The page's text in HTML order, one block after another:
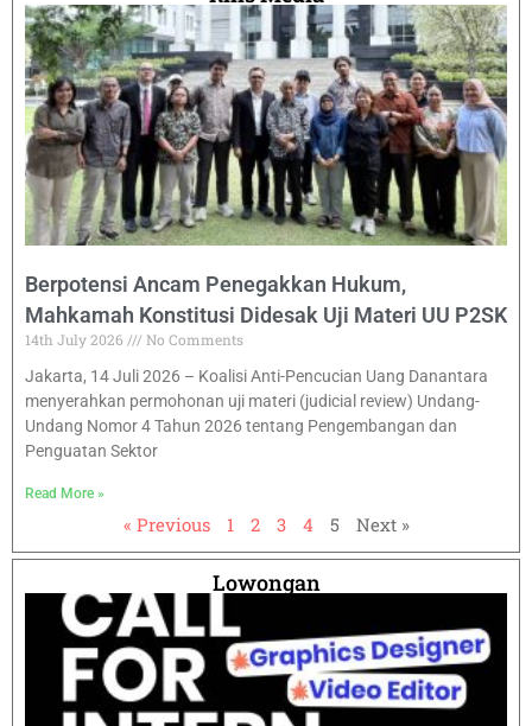
Berpotensi Ancam Penegakkan Hukum,
Mahkamah Konstitusi Didesak Uji Materi UU P2SK
14th July 2026
No Comments
Jakarta, 14 Juli 2026 – Koalisi Anti-Pencucian Uang Danantara
menyerahkan permohonan uji materi (judicial review) Undang-
Undang Nomor 4 Tahun 2026 tentang Pengembangan dan
Penguatan Sektor
Read More »
« Previous 1 2 3 4 5 Next »
Lowongan